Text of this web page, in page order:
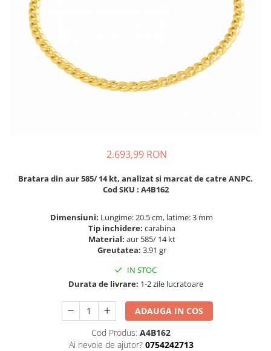
INELE
PIERCING
SETURI BIJUTERII
ACE DE CRAVATA
BRATARI PENTRU PICIOR
INELE
BUTONI
BRATARA TIP ROZARIU
LANTURI TIP ROZARIU
2.693,99 RON
Bratara din aur 585/ 14 kt, analizat si marcat de catre ANPC.
Cod SKU : A4B162
Dimensiuni: Lungime: 20.5 cm, latime: 3 mm
Tip inchidere: carabina
Material: aur 585/ 14 kt
Greutatea: 3.91 gr
IN STOC
Durata de livrare: 1-2 zile lucratoare
ADAUGA IN COS
Cod Produs: A4B162
Ai nevoie de ajutor? 0754242713